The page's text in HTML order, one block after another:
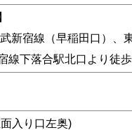
新宿線（早稲田口）、
線下落合駅北口より徒
入り口左奥)